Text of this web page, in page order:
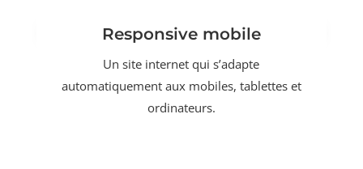
Responsive mobile
Un site internet qui s’adapte
automatiquement aux mobiles, tablettes et
ordinateurs.